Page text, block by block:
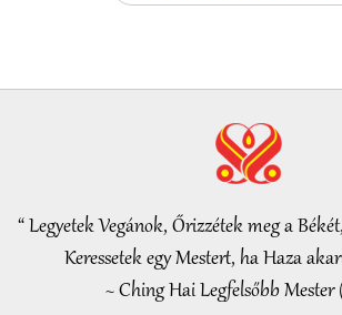
35:06
2026-08-06
21:43
Iszlám etika a
“ Legyetek Vegánok, Őrizzétek meg a
Keressetek egy Mestert, ha Haza
~ Ching Hai Legfelsőbb Mester